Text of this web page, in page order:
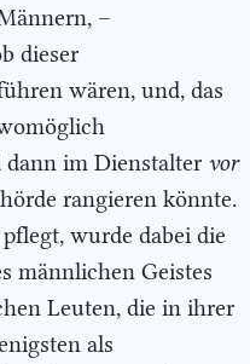
–
dieser
wären, und, das
im Dienstalter vor
rangieren könnte.
wurde dabei die
männlichen Geistes
Leuten, die in ihrer
als